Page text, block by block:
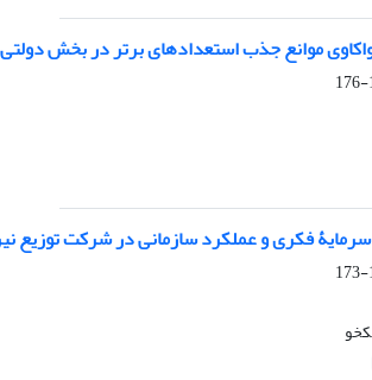
موانع جذب استعدادهای برتر در بخش دولتی
سرمایۀ فکری و عملکرد سازمانی در شرکت توزیع